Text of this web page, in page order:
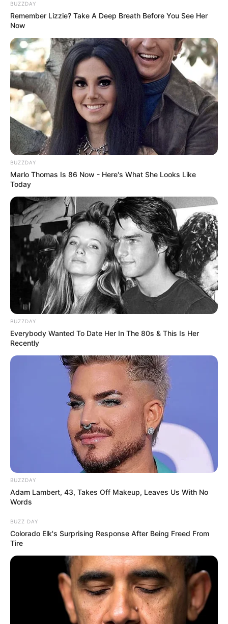
LIHAT ARTIKEL LAINNYA
Sinopsis Terima Kasih
Emak Terima Kasih Abah,
Film Adaptasi Keluarga
Cemara
ULASAN
BUZZDAY
Remember Lizzie? Take A Deep Breath Before You See Her
Now
BUZZDAY
Marlo Thomas Is 86 Now - Here's What She Looks Like
Today
BUZZDAY
Everybody Wanted To Date Her In The 80s & This Is Her
Recently
BUZZDAY
Adam Lambert, 43, Takes Off Makeup, Leaves Us With No
Words
BUZZ DAY
Colorado Elk's Surprising Response After Being Freed From
Tire